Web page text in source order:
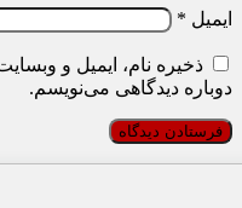
ایمیل *
ذخیره نام، ایمیل و
دوباره دیدگاهی می‌نویسم.